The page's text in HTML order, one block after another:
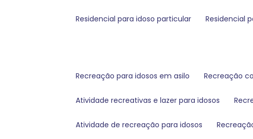
residencial para idoso particular residencial
recreação para idosos em asilo recreação
atividade recreativas e lazer para idosos
atividade de recreação para idosos